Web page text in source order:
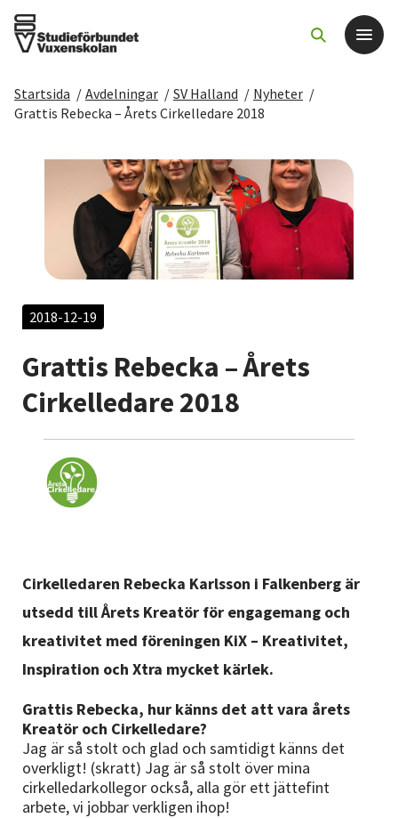
Det här gör vi
För dig som
Sök kurser och evenemang
Om SV
Starta studiecirkel
Cirkelledare
Nyheter
Avdelningar
Startsida / Avdelningar / SV Halland / Nyheter /
Grattis Rebecka – Årets Cirkelledare 2018
2018-12-19
Grattis Rebecka – Årets
Cirkelledare 2018
Cirkelledaren Rebecka Karlsson i Falkenberg är
utsedd till Årets Kreatör för engagemang och
kreativitet med föreningen KiX – Kreativitet,
Inspiration och Xtra mycket kärlek.
Grattis Rebecka, hur känns det att vara årets
Kreatör och Cirkelledare?
Jag är så stolt och glad och samtidigt känns det
overkligt! (skratt) Jag är så stolt över mina
cirkelledarkollegor också, alla gör ett jättefint
arbete, vi jobbar verkligen ihop!